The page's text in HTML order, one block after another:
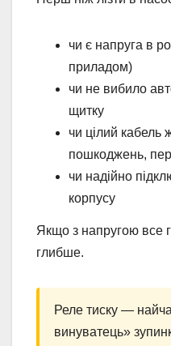
чи є напруга в
приладом)
чи не вибило
щитку
чи цілий
пошкоджень,
чи надійно
корпусу
Якщо з напругою все
глибше.
Реле тиску —
винуватець»